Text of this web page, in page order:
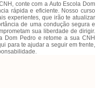
conte com a Auto Escola Dom
rápida e eficiente. Nosso curso
experientes, que irão te atualizar
de uma condução segura e
sua liberdade de dirigir.
Dom Pedro e retome a sua CNH
para te ajudar a seguir em frente,